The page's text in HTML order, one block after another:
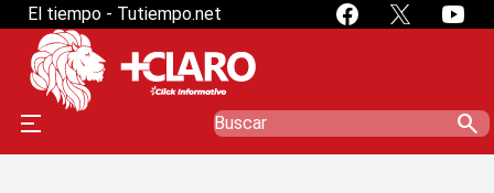
El tiempo - Tutiempo.net
search